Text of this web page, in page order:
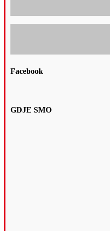
Facebook
GDJE SMO